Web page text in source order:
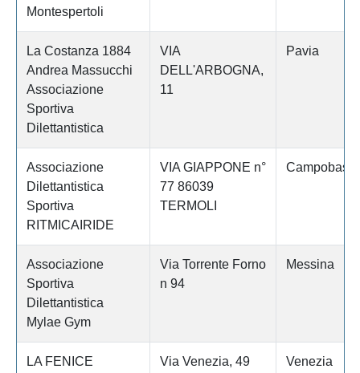
Montespertoli
La Costanza 1884
Andrea Massucchi
Associazione
Sportiva
Dilettantistica
VIA
DELL'ARBOGNA,
11
Pavia
Associazione
Dilettantistica
Sportiva
RITMICAIRIDE
VIA GIAPPONE n°
77 86039
TERMOLI
Associazione
Sportiva
Dilettantistica
Mylae Gym
Via Torrente Forno
n 94
Messina
LA FENICE
Via Venezia, 49 Venezia